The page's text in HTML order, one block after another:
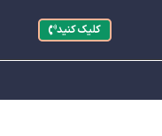
کلیک کنید